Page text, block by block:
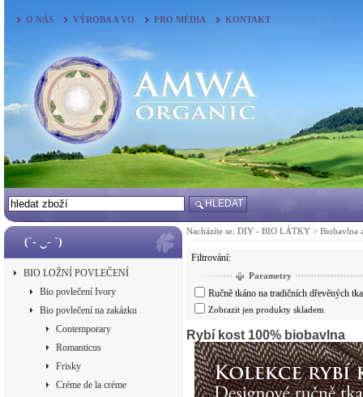
O NÁS VÝROBA A VO PRO MÉDIA KONTAKT
HLEDAT
(´- ‿- `)
BIO LOŽNÍ POVLEČENÍ
Bio povlečení Ivory
Bio povlečení na zakázku
Contemporary
Romanticus
Frisky
Créme de la créme
Nacházíte se: DIY - BIO LÁTKY > Biobavlna
Filtrování:
Parametry
Ručně tkáno na tradičních dřevěných
Zobrazit jen produkty skladem
Rybí kost 100% biobavlna